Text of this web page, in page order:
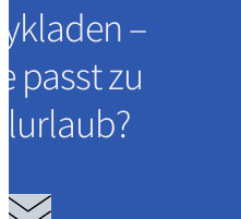
–
passt zu